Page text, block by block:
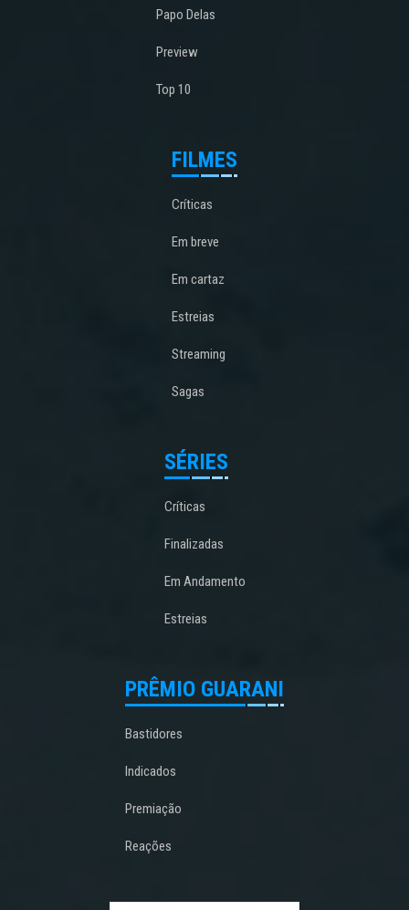
Papo Delas
Preview
Top 10
FILMES
Críticas
Em breve
Em cartaz
Estreias
Streaming
Sagas
SÉRIES
Críticas
Finalizadas
Em Andamento
Estreias
PRÊMIO GUARANI
Bastidores
Indicados
Premiação
Reações